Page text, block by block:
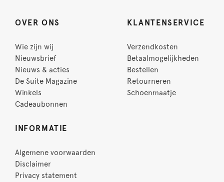
OVER ONS
Wie zijn wij
Nieuwsbrief
Nieuws & acties
De Suite Magazine
Winkels
Cadeaubonnen
KLANTENSERVICE
Verzendkosten
Betaalmogelijkheden
Bestellen
Retourneren
Schoenmaatje
INFORMATIE
Algemene voorwaarden
Disclaimer
Privacy statement